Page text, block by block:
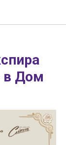
в Дом